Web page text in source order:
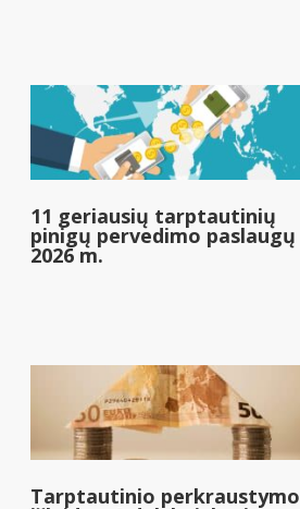
&dollar;73 090
11 geriausių tarptautinių
pinigų pervedimo paslaugų
2026 m.
Tarptautinio perkraustymo